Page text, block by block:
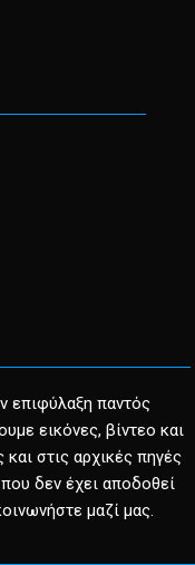
επιφύλαξη παντός
εικόνες, βίντεο και
στις αρχικές πηγές
δεν έχει αποδοθεί
μαζί μας.